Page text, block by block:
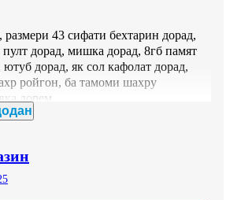
размери 43 сифати бехтарин дорад,
пулт дорад, мишка дорад, 8гб памят
ютуб дорад, як сол кафолат дорад,
ройгон, ба тамоми шахру
дорем